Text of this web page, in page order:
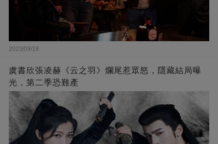
2023/09/18
虞書欣張凌赫《云之羽》爛尾惹眾怒，隱藏結局曝
光，第二季恐難產